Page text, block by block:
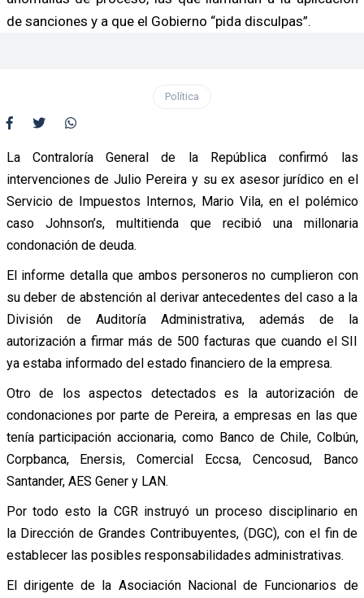
de sanciones y a que el Gobierno “pida disculpas”.
Política
La Contraloría General de la República confirmó las
intervenciones de Julio Pereira y su ex asesor jurídico en el
Servicio de Impuestos Internos, Mario Vila, en el polémico
caso Johnson’s, multitienda que recibió una millonaria
condonación de deuda.
El informe detalla que ambos personeros no cumplieron con
su deber de abstención al derivar antecedentes del caso a la
División de Auditoría Administrativa, además de la
autorización a firmar más de 500 facturas que cuando el SII
ya estaba informado del estado financiero de la empresa.
Otro de los aspectos detectados es la autorización de
condonaciones por parte de Pereira, a empresas en las que
tenía participación accionaria, como Banco de Chile, Colbún,
Corpbanca, Enersis, Comercial Eccsa, Cencosud, Banco
Santander, AES Gener y LAN.
Por todo esto la CGR instruyó un proceso disciplinario en
la Dirección de Grandes Contribuyentes, (DGC), con el fin de
establecer las posibles responsabilidades administrativas.
El dirigente de la Asociación Nacional de Funcionarios de